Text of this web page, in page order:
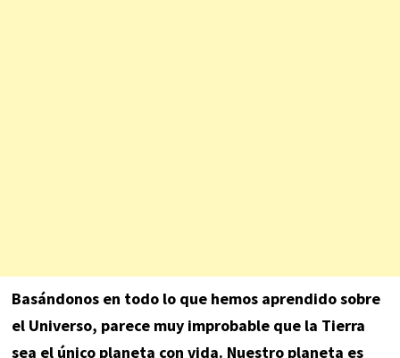
Basándonos en todo lo que hemos aprendido sobre
el Universo, parece muy improbable que la Tierra
sea el único planeta con vida. Nuestro planeta es